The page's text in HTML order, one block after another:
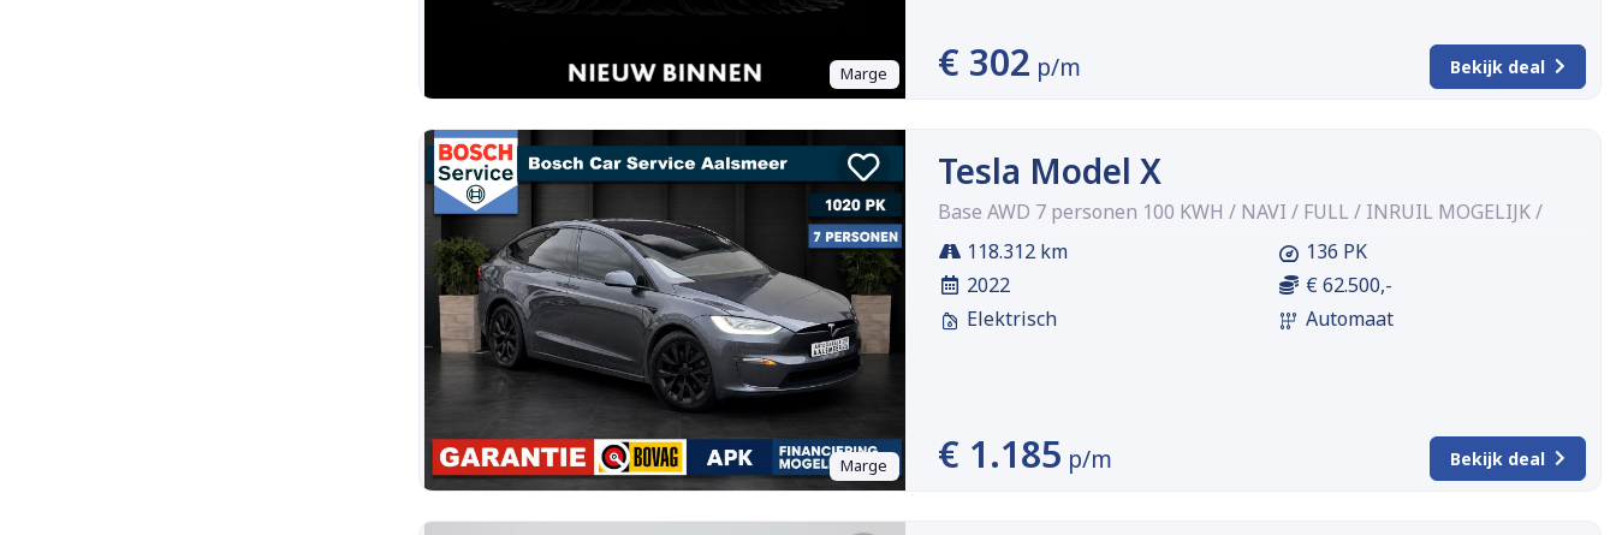
Marge € 302 p/m Bekijk deal
Marge
Tesla Model X
Base AWD 7 personen 100 KWH / NAVI / FULL / INRUIL MOGELIJK /
118.312 km
2022
Elektrisch
136 PK
€ 62.500,-
Automaat
€ 1.185 p/m Bekijk deal